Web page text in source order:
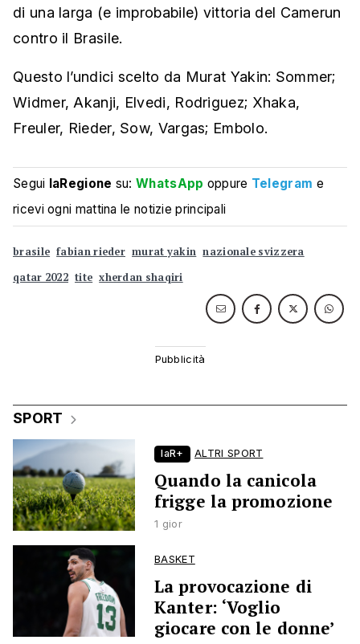
di una larga (e improbabile) vittoria del Camerun
contro il Brasile.
Questo l’undici scelto da Murat Yakin: Sommer;
Widmer, Akanji, Elvedi, Rodriguez; Xhaka,
Freuler, Rieder, Sow, Vargas; Embolo.
Segui laRegione su:WhatsApp oppure Telegram e
ricevi ogni mattina le notizie principali
brasile fabian rieder murat yakin nazionale svizzera
qatar 2022 tite xherdan shaqiri
SPORT
laR+ ALTRI SPORT
Quando la canicola
frigge la promozione
1 gior
BASKET
La provocazione di
Kanter: ‘Voglio
giocare con le donne’